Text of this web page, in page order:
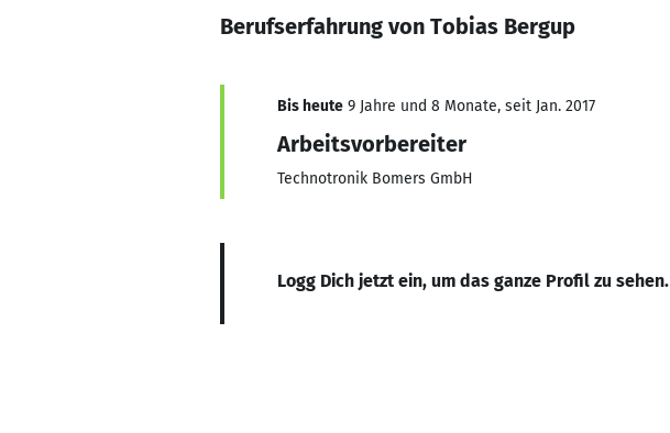
Berufserfahrung von Tobias Bergup
Bis heute 9 Jahre und 8 Monate, seit Jan. 2017
Arbeitsvorbereiter
Technotronik Bomers GmbH
Logg Dich jetzt ein, um das ganze Profil zu sehen.